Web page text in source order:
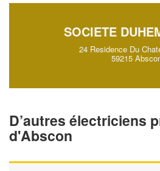
SOCIETE
24 Residence Du
59215
D’autres électriciens
d'Abscon